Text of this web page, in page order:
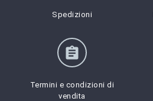
Spedizioni
assignment
Termini e condizioni di
vendita